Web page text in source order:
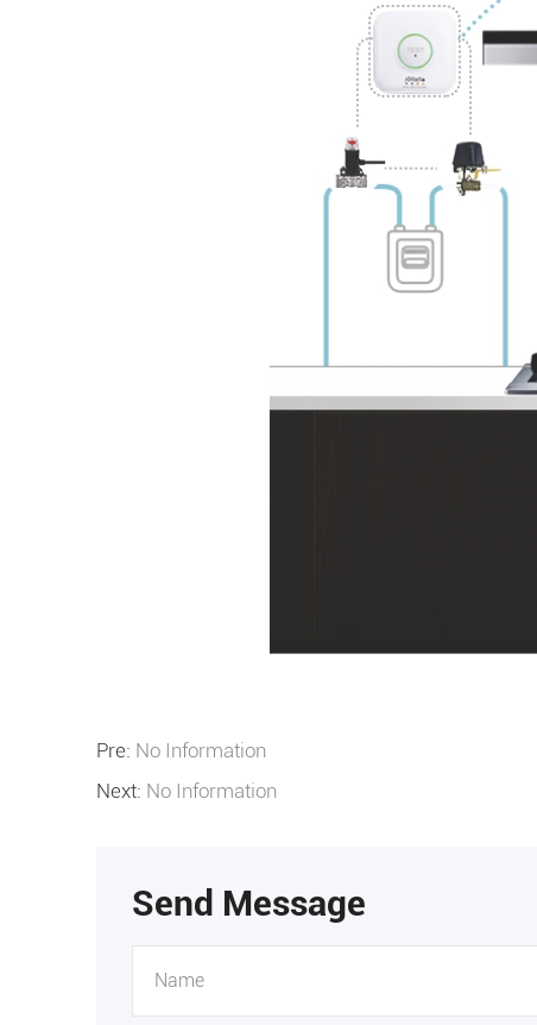
Pre: No Information
Next: No Information
Send Message